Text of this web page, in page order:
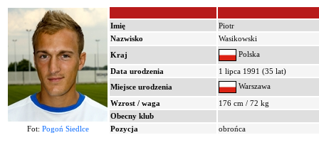
Imię
Piotr
Nazwisko
Wasikowski
Kraj
Polska
Data urodzenia
1 lipca 1991 (35 lat)
Miejsce urodzenia
Warszawa
Wzrost / waga
176 cm / 72 kg
Obecny klub
Fot: Pogoń Siedlce Pozycja obrońca